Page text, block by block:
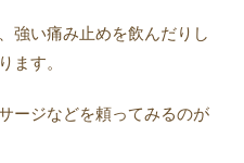
強い痛み止めを飲んだりし
ます。
ージなどを頼ってみるのが